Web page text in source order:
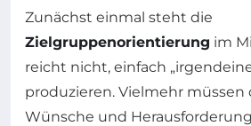
Zunächst einmal steht die
Zielgruppenorientierung im
reicht nicht, einfach
produzieren. Vielmehr müssen
Wünsche und